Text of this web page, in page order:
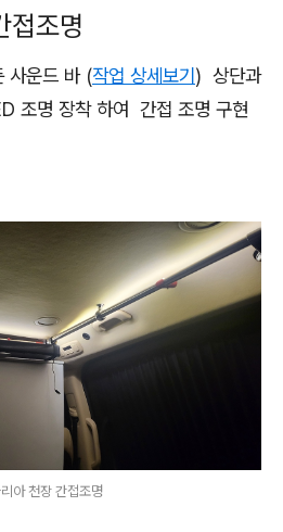
접조명
사운드 바 (작업 상세보기 ) 상단과
조명 장착 하여 간접 조명 구현
아 천장 간접조명